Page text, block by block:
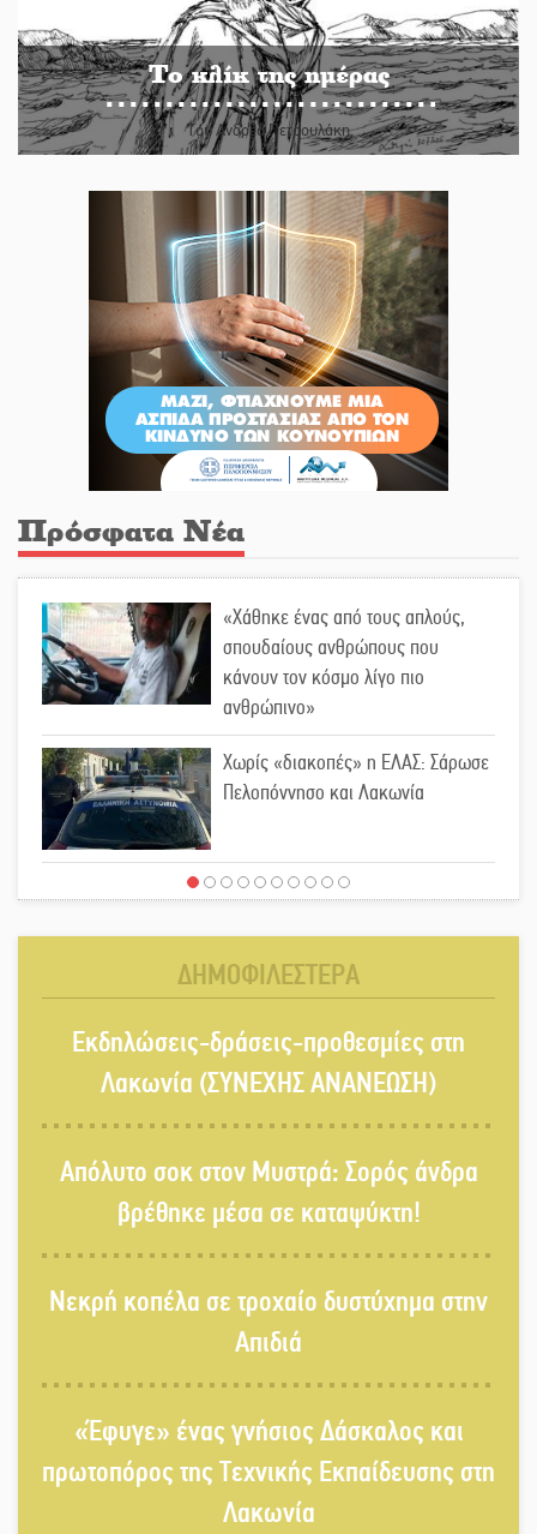
Το κλίκ της ημέρας
Του Ανδρέα Πετρουλάκη
Πρόσφατα Νέα
«Χάθηκε ένας από τους απλούς,
σπουδαίους ανθρώπους που
κάνουν τον κόσμο λίγο πιο
ανθρώπινο»
Χωρίς «διακοπές» η ΕΛΑΣ: Σάρωσε
Πελοπόννησο και Λακωνία
«Έφυγε» ένας γνήσιος Δάσκαλος
Δ. Σπάρτης;
Αντάμωμα με μουσική, χορό και
παράδοση
ανοιχτά του Γυθείου
Αποστολή εξετελέσθη στην Ταϊβάν:
Στη βάση τους τα παγκόσμια
Σπαρτιατόπουλα
«Ρίζες και Ρεύματα» στο
ΔΗΜΟΦΙΛΕΣΤΕΡΑ
Εκδηλώσεις-δράσεις-προθεσμίες στη
Λακωνία (ΣΥΝΕΧΗΣ ΑΝΑΝΕΩΣΗ)
Απόλυτο σοκ στον Μυστρά: Σορός άνδρα
βρέθηκε μέσα σε καταψύκτη!
Νεκρή κοπέλα σε τροχαίο δυστύχημα στην
Απιδιά
«Έφυγε» ένας γνήσιος Δάσκαλος και
πρωτοπόρος της Τεχνικής Εκπαίδευσης στη
Λακωνία